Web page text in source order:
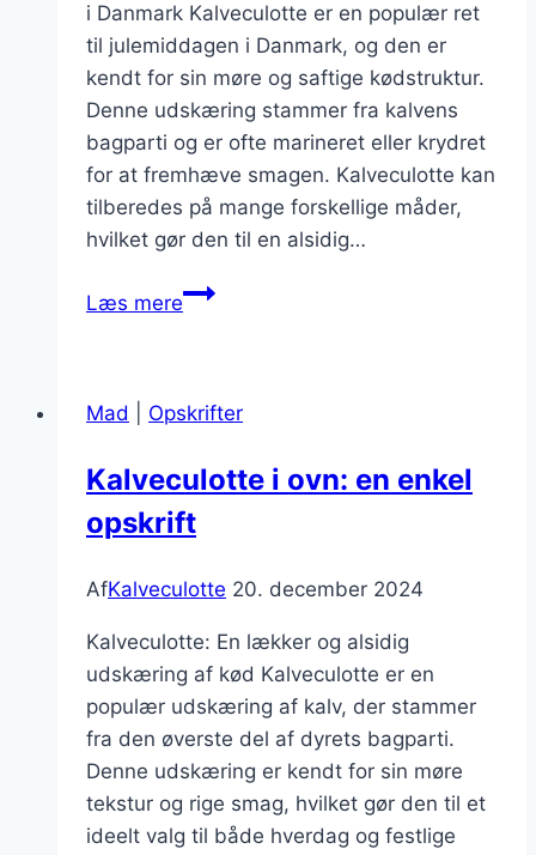
i Danmark Kalveculotte er en populær ret
til julemiddagen i Danmark, og den er
kendt for sin møre og saftige kødstruktur.
Denne udskæring stammer fra kalvens
bagparti og er ofte marineret eller krydret
for at fremhæve smagen. Kalveculotte kan
tilberedes på mange forskellige måder,
hvilket gør den til en alsidig…
Læs mereKalveculotte
med
Mad Opskrifter
Kalveculotte i ovn: en enkel
opskrift
AfKalveculotte 20. december 2024
Kalveculotte: En lækker og alsidig
udskæring af kød Kalveculotte er en
populær udskæring af kalv, der stammer
fra den øverste del af dyrets bagparti.
Denne udskæring er kendt for sin møre
tekstur og rige smag, hvilket gør den til et
ideelt valg til både hverdag og festlige